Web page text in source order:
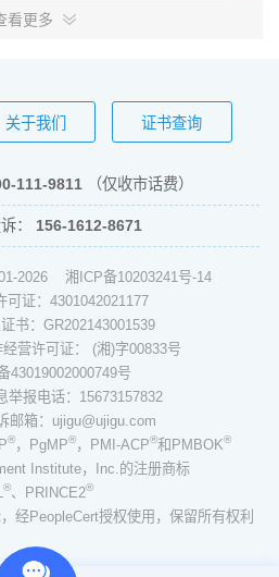
看更多
关于我们 证书查询
111-9811 （仅收市话费）
： 156-1612-8671
2026 湘ICP备10203241号-14
可证：4301042021177
书：GR202143001539
营许可证： (湘)字00833号
43019002000749号
举报电话：15673157832
邮箱：ujigu@ujigu.com
®，PgMP®，PMI-ACP®和PMBOK®
Institute，Inc.的注册商标
®、PRINCE2®
经PeopleCert授权使用，保留所有权利